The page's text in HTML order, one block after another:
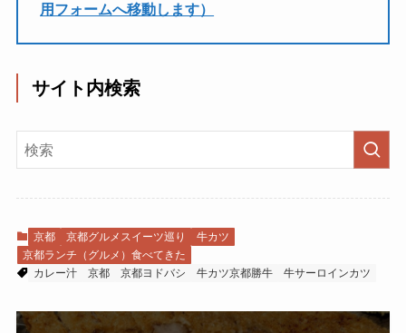
用フォームへ移動します）
サイト内検索
京都 京都グルメスイーツ巡り
牛カツ
京都ランチ（グルメ）食べてきた
カレー汁
京都 京都ヨドバシ 牛カツ京都勝牛 牛サーロインカツ